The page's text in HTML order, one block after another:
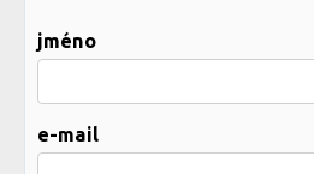
jméno
e-mail